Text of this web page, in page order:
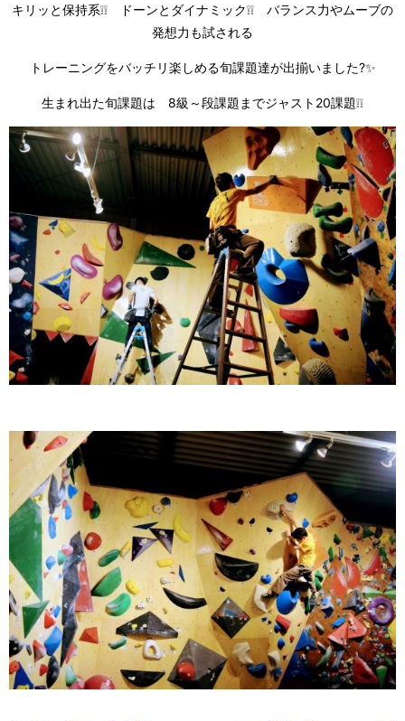
キリッと保持系❕❕ ドーンとダイナミック❕❕ バランス力やムーブの
発想力も試される
トレーニングをバッチリ楽しめる旬課題達が出揃いました?✨
生まれ出た旬課題は 8級～段課題までジャスト20課題❕❕